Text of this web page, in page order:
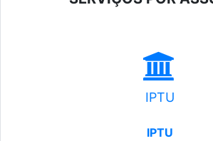
IPTU
IPTU